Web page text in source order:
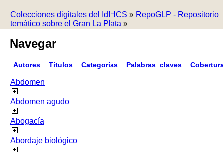
Colecciones digitales del IdIHCS » RepoGLP - Repositorio
temático sobre el Gran La Plata »
Navegar
Autores Títulos Categorías Palabras_claves
Abdomen
Abdomen agudo
Abogacía
Abordaje biológico